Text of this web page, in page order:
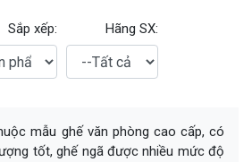
Sắp xếp: Hãng SX:
mẫu ghế văn phòng cao cấp, có
tốt, ghế ngã được nhiều mức độ